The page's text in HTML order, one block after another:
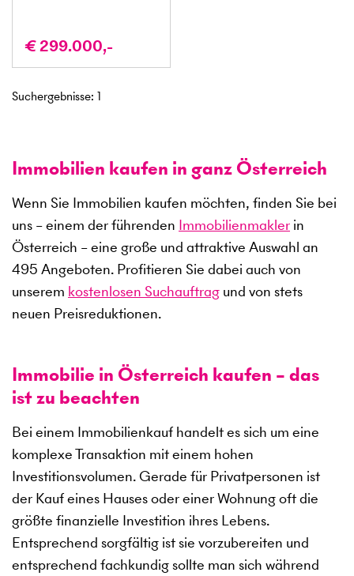
€ 299.000,-
Suchergebnisse: 1
Immobilien kaufen in ganz Österreich
Wenn Sie Immobilien kaufen möchten, finden Sie bei
uns – einem der führenden Immobilienmakler in
Österreich – eine große und attraktive Auswahl an
495 Angeboten. Profitieren Sie dabei auch von
unserem kostenlosen Suchauftrag und von stets
neuen Preisreduktionen.
Immobilie in Österreich kaufen – das
ist zu beachten
Bei einem Immobilienkauf handelt es sich um eine
komplexe Transaktion mit einem hohen
Investitionsvolumen. Gerade für Privatpersonen ist
der Kauf eines Hauses oder einer Wohnung oft die
größte finanzielle Investition ihres Lebens.
Entsprechend sorgfältig ist sie vorzubereiten und
entsprechend fachkundig sollte man sich während